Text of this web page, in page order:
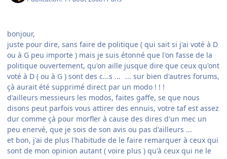
bonjour,
juste pour dire, sans faire de politique ( qui sait si j'ai voté à D
ou à G peu importe ) mais je suis étonné que l'on fasse de la
politique ouvertement, qu'on aille jusque dire que ceux qu'ont
voté à D ( ou à G ) sont des c...s ... ... sur bien d'autres forums,
çà aurait été supprimé direct par un modo ! ! !
d'ailleurs messieurs les modos, faites gaffe, se que nous
disons peut parfois vous attirer des ennuis, votre taf est assez
dur comme çà pour morfler à cause des dires d'un mec un
peu enervé, que je sois de son avis ou pas d'ailleurs ...
et bon, j'ai de plus l'habitude de le faire remarquer à ceux qui
sont de mon opinion autant ( voire plus ) qu'à ceux qui ne le